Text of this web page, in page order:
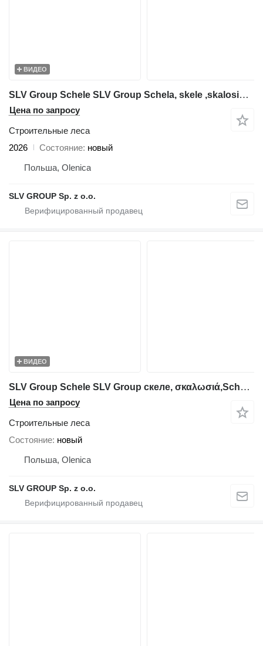
ВИДЕО
SLV Group Schele SLV Group Schela, skele ,skalosiά,Ponteggio, rusztowanie
Цена по запросу
Строительные леса
2026
Состояние новый
Польша, Olenica
SLV GROUP Sp. z o.o.
ВИДЕО
SLV Group Schele SLV Group скеле, σκαλωσιά,Schele,Rusztowanie,Ponteggio,St
Цена по запросу
Строительные леса
Состояние новый
Польша, Olenica
SLV GROUP Sp. z o.o.